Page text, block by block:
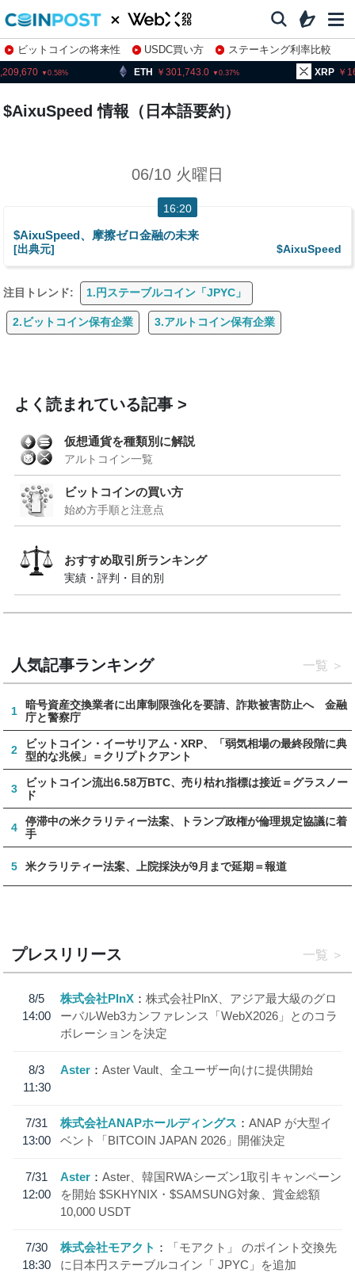
ビットコインの将来性 USDC買い方
ステーキング利率比較
株特集・関連銘柄
0.58 ETH 301,743.0 0.37 XRP
$AixuSpeed 情報（日本語要約）
06/10 火曜日
16:20
$AixuSpeed、摩擦ゼロ金融の未来
[出典元] $AixuSpeed
注目トレンド: 1.円ステーブルコイン「JPYC」
2.ビットコイン保有企業 3.アルトコイン保有企業
よく読まれている記事
仮想通貨を種類別に解説
アルトコイン一覧
ビットコインの買い方
始め方手順と注意点
おすすめ取引所ランキング
実績・評判・目的別
人気記事ランキング 一覧
1
暗号資産交換業者に出庫制限強化を要請、詐欺被害防止へ 金融
庁と警察庁
2
ビットコイン・イーサリアム・XRP、「弱気相場の最終段階に典
型的な兆候」＝クリプトクアント
3
ビットコイン流出6.58万BTC、売り枯れ指標は接近＝グラスノー
ド
4
停滞中の米クラリティー法案、トランプ政権が倫理規定協議に着
手
5 米クラリティー法案、上院採決が9月まで延期＝報道
プレスリリース 一覧
8/5
14:00
株式会社PlnX
株式会社PlnX、アジア最大級のグロ
ーバルWeb3カンファレンス「WebX2026」とのコラ
ボレーションを決定
8/3
11:30
Aster Aster Vault、全ユーザー向けに提供開始
7/31
13:00
株式会社ANAPホールディングス
ANAP が大型イ
ベント「BITCOIN JAPAN 2026」開催決定
7/31
12:00
Aster
Aster、韓国RWAシーズン1取引キャンペーン
を開始 $SKHYNIX・$SAMSUNG対象、賞金総額
10,000 USDT
7/30
18:30
株式会社モアクト
「モアクト」 のポイント交換先
に日本円ステーブルコイン「 JPYC」を追加